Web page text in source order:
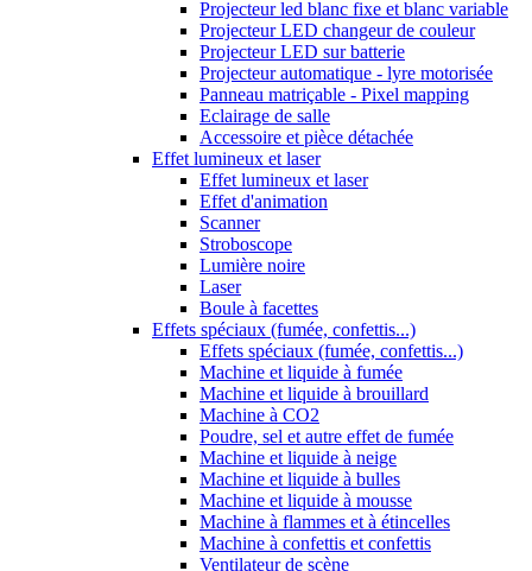
Projecteur led blanc fixe et blanc variable
Projecteur LED changeur de couleur
Projecteur LED sur batterie
Projecteur automatique - lyre motorisée
Panneau matriçable - Pixel mapping
Eclairage de salle
Accessoire et pièce détachée
Effet lumineux et laser
Effet lumineux et laser
Effet d'animation
Scanner
Stroboscope
Lumière noire
Laser
Boule à facettes
Effets spéciaux (fumée, confettis...)
Effets spéciaux (fumée, confettis...)
Machine et liquide à fumée
Machine et liquide à brouillard
Machine à CO2
Poudre, sel et autre effet de fumée
Machine et liquide à neige
Machine et liquide à bulles
Machine et liquide à mousse
Machine à flammes et à étincelles
Machine à confettis et confettis
Ventilateur de scène